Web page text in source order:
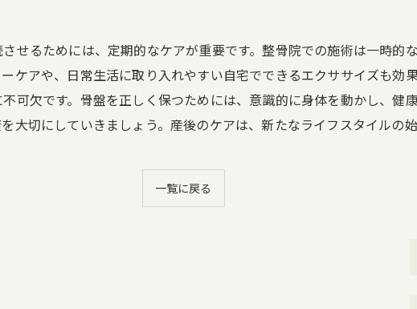
せるためには、定期的なケアが重要です。整骨院での施術は一時的
ケアや、日常生活に取り入れやすい自宅でできるエクササイズも効
可欠です。骨盤を正しく保つためには、意識的に身体を動かし、健
大切にしていきましょう。産後のケアは、新たなライフスタイルの始
一覧に戻る